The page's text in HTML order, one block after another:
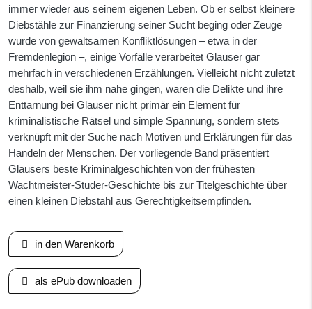
immer wieder aus seinem eigenen Leben. Ob er selbst kleinere
Diebstähle zur Finanzierung seiner Sucht beging oder Zeuge
wurde von gewaltsamen Konfliktlösungen – etwa in der
Fremdenlegion –, einige Vorfälle verarbeitet Glauser gar
mehrfach in verschiedenen Erzählungen. Vielleicht nicht zuletzt
deshalb, weil sie ihm nahe gingen, waren die Delikte und ihre
Enttarnung bei Glauser nicht primär ein Element für
kriminalistische Rätsel und simple Spannung, sondern stets
verknüpft mit der Suche nach Motiven und Erklärungen für das
Handeln der Menschen. Der vorliegende Band präsentiert
Glausers beste Kriminalgeschichten von der frühesten
Wachtmeister-Studer-Geschichte bis zur Titelgeschichte über
einen kleinen Diebstahl aus Gerechtigkeitsempfinden.
in den Warenkorb
als ePub downloaden